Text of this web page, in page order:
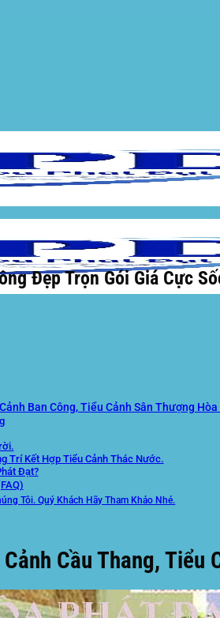
Đẹp Trọn Gói Giá Cực
Ban Công, Tiểu Cảnh Sân Thượng
Trí Kết Hợp Tiểu Cảnh Thác Nước.
Đạt?
Tôi. Quý Khách Hãy Tham Khảo Nhé.
Cầu Thang,